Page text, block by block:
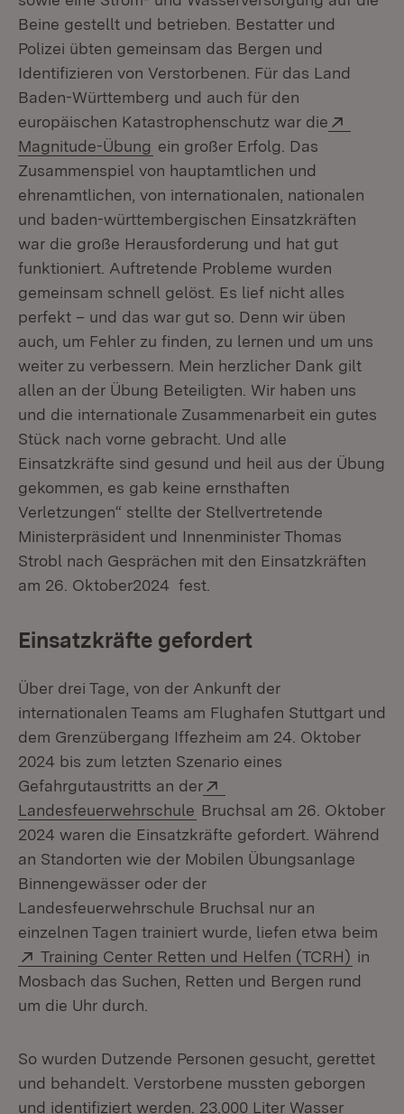
Beine gestellt und betrieben. Bestatter und
Polizei übten gemeinsam das Bergen und
Identifizieren von Verstorbenen. Für das Land
Baden-Württemberg und auch für den
europäischen Katastrophenschutz war die
Magnitude-Übung (Öffnet in neuem Fenster)
ein großer Erfolg. Das
Zusammenspiel von hauptamtlichen und
ehrenamtlichen, von internationalen, nationalen
und baden-württembergischen Einsatzkräften
war die große Herausforderung und hat gut
funktioniert. Auftretende Probleme wurden
gemeinsam schnell gelöst. Es lief nicht alles
perfekt – und das war gut so. Denn wir üben
auch, um Fehler zu finden, zu lernen und um uns
weiter zu verbessern. Mein herzlicher Dank gilt
allen an der Übung Beteiligten. Wir haben uns
und die internationale Zusammenarbeit ein gutes
Stück nach vorne gebracht. Und alle
Einsatzkräfte sind gesund und heil aus der Übung
gekommen, es gab keine ernsthaften
Verletzungen“ stellte der Stellvertretende
Ministerpräsident und Innenminister Thomas
Strobl nach Gesprächen mit den Einsatzkräften
am 26. Oktober2024 fest.
Einsatzkräfte gefordert
Über drei Tage, von der Ankunft der
internationalen Teams am Flughafen Stuttgart und
dem Grenzübergang Iffezheim am 24. Oktober
2024 bis zum letzten Szenario eines
Gefahrgutaustritts an der
Landesfeuerwehrschule (Öffnet in neuem Fenster)
Bruchsal am 26. Oktober
2024 waren die Einsatzkräfte gefordert. Während
an Standorten wie der Mobilen Übungsanlage
Binnengewässer oder der
Landesfeuerwehrschule Bruchsal nur an
einzelnen Tagen trainiert wurde, liefen etwa beim
Extern:
Training Center Retten und Helfen (TCRH) in
Mosbach das Suchen, Retten und Bergen rund
um die Uhr durch.
So wurden Dutzende Personen gesucht, gerettet
und behandelt. Verstorbene mussten geborgen
und identifiziert werden. 23.000 Liter Wasser